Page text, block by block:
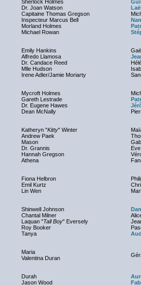
Sherlock Holmes
Dr. Joan Watson
Capitaine Thomas Gregson
Inspecteur Marcus Bell
Morland Holmes
Michael Rowan
Emily Hankins
Alfredo Llamosa
Dr. Candace Reed
Mlle Hudson
Irene Adler/Jamie Moriarty
Mycroft Holmes
Gareth Lestrade
Dr. Eugene Hawes
Dean McNally
Katheryn "Kitty" Winter
Andrew Paek
Mason
Dr. Grannis
Hannah Gregson
Athena
Fiona Helbron
Emil Kurtz
Lin Wen
Shinwell Johnson
Chantal Milner
Laquan "Tall Boy" Eversely
Roy Booker
Tanya
Maria
Valentina Duran
Durah
Jason Wood